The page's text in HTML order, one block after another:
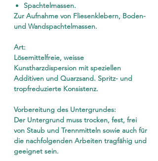
Spachtelmassen.
Zur Aufnahme von Fliesenklebern, Boden-
und Wandspachtelmassen.
Art:
Lösemittelfreie, weisse
Kunstharzdispersion mit speziellen
Additiven und Quarzsand. Spritz- und
tropfreduzierte Konsistenz.
Vorbereitung des Untergrundes:
Der Untergrund muss trocken, fest, frei
von Staub und Trennmitteln sowie auch für
die nachfolgenden Arbeiten tragfähig und
geeignet sein.